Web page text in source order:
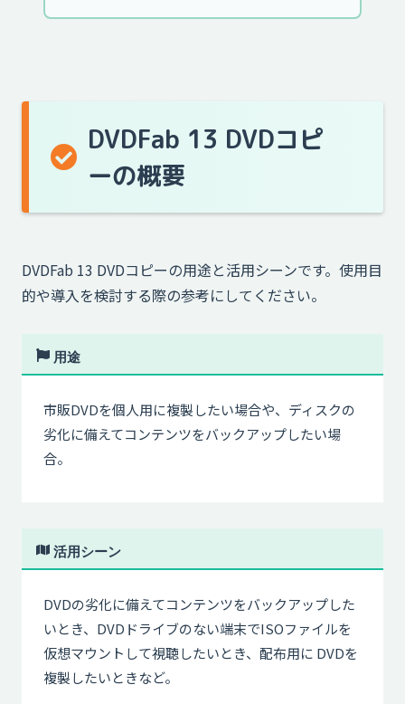
DVDFab 13 DVDコピ
ーの概要
DVDFab 13 DVDコピーの用途と活用シーンです。使用目
的や導入を検討する際の参考にしてください。
用途
市販DVDを個人用に複製したい場合や、ディスクの
劣化に備えてコンテンツをバックアップしたい場
合。
活用シーン
DVDの劣化に備えてコンテンツをバックアップした
いとき、DVDドライブのない端末でISOファイルを
仮想マウントして視聴したいとき、配布用に DVDを
複製したいときなど。